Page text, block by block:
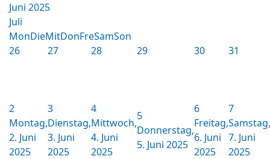
Juni 2025
Juli
MonDieMitDonFreSamSon
26
27 28 29 30 31
2
Montag,
2. Juni
2025
3
Dienstag,
3. Juni
2025
4
Mittwoch,
4. Juni
2025
5
Donnerstag,
5. Juni 2025
6
Freitag,
6. Juni
2025
7
Samstag,
7. Juni
2025